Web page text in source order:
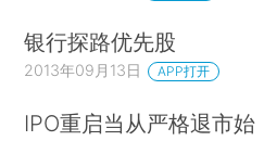
银行探路优先股
2013年09月13日 APP打开
IPO重启当从严格退市始